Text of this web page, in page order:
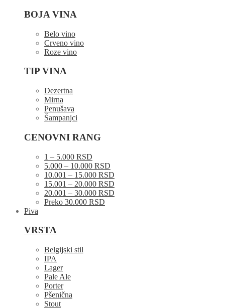
BOJA VINA
Belo vino
Crveno vino
Roze vino
TIP VINA
Dezertna
Mirna
Penušava
Šampanjci
CENOVNI RANG
1 – 5.000 RSD
5.000 – 10.000 RSD
10.001 – 15.000 RSD
15.001 – 20.000 RSD
20.001 – 30.000 RSD
Preko 30.000 RSD
Piva
VRSTA
Belgijski stil
IPA
Lager
Pale Ale
Porter
Pšenična
Stout